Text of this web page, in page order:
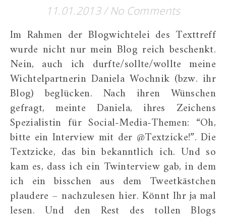
11.01.2013/ No Comments
Im Rahmen der Blogwichtelei des Texttreff
wurde nicht nur mein Blog reich beschenkt.
Nein, auch ich durfte/sollte/wollte meine
Wichtelpartnerin Daniela Wochnik (bzw. ihr
Blog) beglücken. Nach ihren Wünschen
gefragt, meinte Daniela, ihres Zeichens
Spezialistin für Social-Media-Themen: “Oh,
bitte ein Interview mit der @Textzicke!”. Die
Textzicke, das bin bekanntlich ich. Und so
kam es, dass ich ein Twinterview gab, in dem
ich ein bisschen aus dem Tweetkästchen
plaudere – nachzulesen hier. Könnt Ihr ja mal
lesen. Und den Rest des tollen Blogs